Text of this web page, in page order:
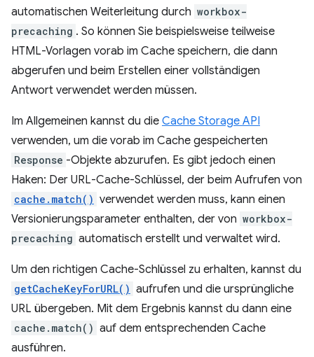
automatischen Weiterleitung durch workbox-
precaching . So können Sie beispielsweise teilweise
HTML-Vorlagen vorab im Cache speichern, die dann
abgerufen und beim Erstellen einer vollständigen
Antwort verwendet werden müssen.
Im Allgemeinen kannst du die Cache Storage API
verwenden, um die vorab im Cache gespeicherten
Response -Objekte abzurufen. Es gibt jedoch einen
Haken: Der URL-Cache-Schlüssel, der beim Aufrufen von
cache.match() verwendet werden muss, kann einen
Versionierungsparameter enthalten, der von workbox-
precaching automatisch erstellt und verwaltet wird.
Um den richtigen Cache-Schlüssel zu erhalten, kannst du
getCacheKeyForURL() aufrufen und die ursprüngliche
URL übergeben. Mit dem Ergebnis kannst du dann eine
cache.match() auf dem entsprechenden Cache
ausführen.